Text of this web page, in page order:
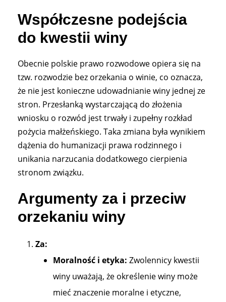
Współczesne podejścia
do kwestii winy
Obecnie polskie prawo rozwodowe opiera się na
tzw. rozwodzie bez orzekania o winie, co oznacza,
że nie jest konieczne udowadnianie winy jednej ze
stron. Przesłanką wystarczającą do złożenia
wniosku o rozwód jest trwały i zupełny rozkład
pożycia małżeńskiego. Taka zmiana była wynikiem
dążenia do humanizacji prawa rodzinnego i
unikania narzucania dodatkowego cierpienia
stronom związku.
Argumenty za i przeciw
orzekaniu winy
Za:
Moralność i etyka: Zwolennicy kwestii
winy uważają, że określenie winy może
mieć znaczenie moralne i etyczne,